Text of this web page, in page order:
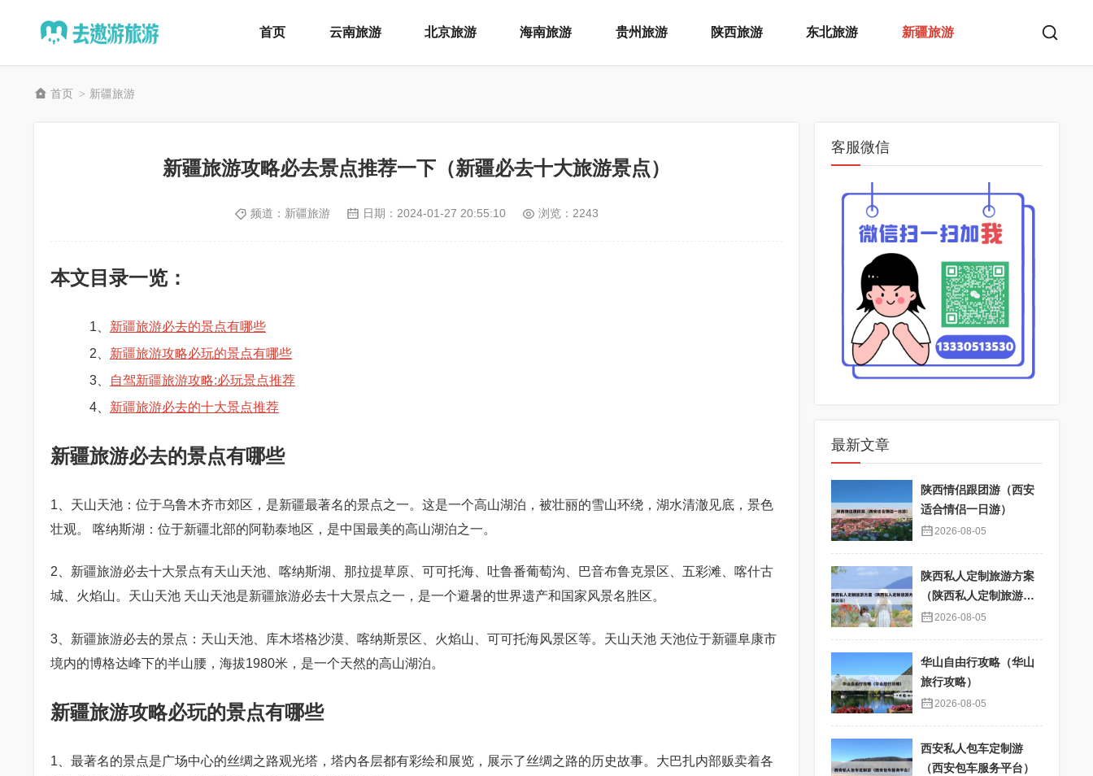
首页 云南旅游 北京旅游 海南旅游 贵州旅游 陕西旅游 东北旅游 新疆旅游
首页 > 新疆旅游
新疆旅游攻略必去景点推荐一下（新疆必去十大旅游景点）
频道： 新疆旅游 日期： 2024-01-27 20:55:10 浏览：2243
本文目录一览：
1、 新疆旅游必去的景点有哪些
2、 新疆旅游攻略必玩的景点有哪些
3、
自驾新疆旅游攻略:必玩景点推荐
4、 新疆旅游必去的十大景点推荐
新疆旅游必去的景点有哪些
1、天山天池：位于乌鲁木齐市郊区，是新疆最著名的景点之一。这是一个高山湖泊，被壮丽的雪山环绕，湖水清澈见底，景色
壮观。 喀纳斯湖：位于新疆北部的阿勒泰地区，是中国最美的高山湖泊之一。
2、新疆旅游必去十大景点有天山天池、喀纳斯湖、那拉提草原、可可托海、吐鲁番葡萄沟、巴音布鲁克景区、五彩滩、喀什古
城、火焰山。天山天池 天山天池是新疆旅游必去十大景点之一，是一个避暑的世界遗产和国家风景名胜区。
3、新疆旅游必去的景点：天山天池、库木塔格沙漠、喀纳斯景区、火焰山、可可托海风景区等。天山天池 天池位于新疆阜康市
境内的博格达峰下的半山腰，海拔1980米，是一个天然的高山湖泊。
新疆旅游攻略必玩的景点有哪些
1、最著名的景点是广场中心的丝绸之路观光塔，塔内各层都有彩绘和展览，展示了丝绸之路的历史故事。大巴扎内部贩卖着各
客服微信
最新文章
陕西情侣跟团游（西安
适合情侣一日游）
2026-08-05
陕西私人定制旅游方案
（陕西私人定制旅游方
案公示）
2026-08-05
华山自由行攻略（华山
旅行攻略）
2026-08-05
西安私人包车定制游
（西安包车服务平台）